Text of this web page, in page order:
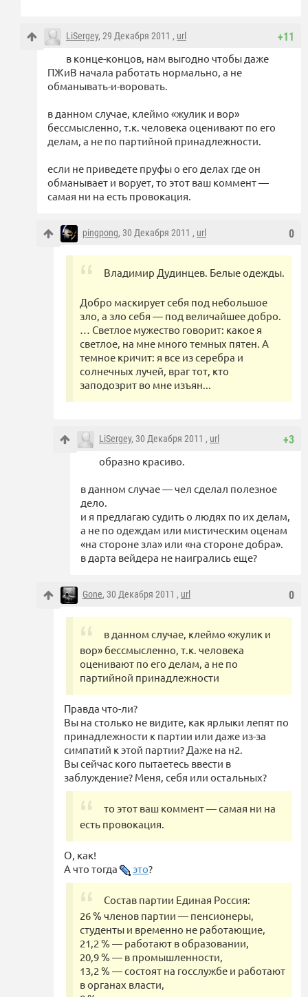
+11
LiSergey, 29 Декабря 2011 , url
в конце-концов, нам выгодно чтобы даже
ПЖиВ начала работать нормально, а не
обманывать-и-воровать.
в данном случае, клеймо «жулик и вор»
бессмысленно, т.к. человека оценивают по его
делам, а не по партийной принадлежности.
если не приведете пруфы о его делах где он
обманывает и ворует, то этот ваш коммент —
самая ни на есть провокация.
0
pingpong, 30 Декабря 2011 , url
Владимир Дудинцев. Белые одежды.
Добро маскирует себя под небольшое
зло, а зло себя — под величайшее добро.
… Светлое мужество говорит: какое я
светлое, на мне много темных пятен. А
темное кричит: я все из серебра и
солнечных лучей, враг тот, кто
заподозрит во мне изъян...
+3
LiSergey, 30 Декабря 2011 , url
образно красиво.
в данном случае — чел сделал полезное
дело.
и я предлагаю судить о людях по их делам,
а не по одеждам или мистическим оценам
«на стороне зла» или «на стороне добра».
в дарта вейдера не наигрались еще?
0
Gone, 30 Декабря 2011 , url
в данном случае, клеймо «жулик и
вор» бессмысленно, т.к. человека
оценивают по его делам, а не по
партийной принадлежности
Правда что-ли?
Вы на столько не видите, как ярлыки лепят по
принадлежности к партии или даже из-за
симпатий к этой партии? Даже на н2.
Вы сейчас кого пытаетесь ввести в
заблуждение? Меня, себя или остальных?
то этот ваш коммент — самая ни на
есть провокация.
О, как!
А что тогда
это?
Состав партии Единая Россия:
26 % членов партии — пенсионеры,
студенты и временно не работающие,
21,2 % — работают в образовании,
20,9 % — в промышленности,
13,2 % — состоят на госслужбе и работают
в органах власти,